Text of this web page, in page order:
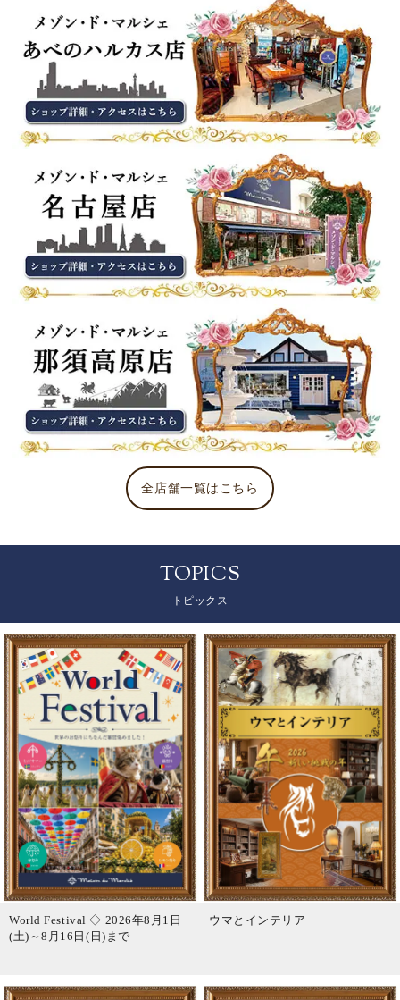
全店舗一覧はこちら
TOPICS
トピックス
World Festival ◇ 2026年8月1日
(土)～8月16日(日)まで
ウマとインテリア